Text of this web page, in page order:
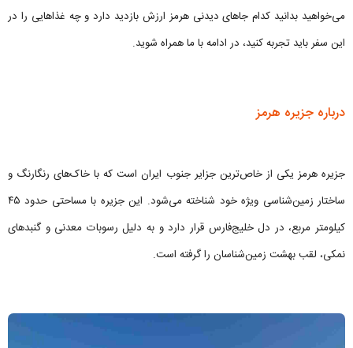
می‌خواهید بدانید کدام جاهای دیدنی هرمز ارزش بازدید دارد و چه غذاهایی را در
این سفر باید تجربه کنید، در ادامه با ما همراه شوید.
درباره جزیره هرمز
جزیره هرمز یکی از خاص‌ترین جزایر جنوب ایران است که با خاک‌های رنگارنگ و
ساختار زمین‌شناسی ویژه خود شناخته می‌شود. این جزیره با مساحتی حدود ۴۵
کیلومتر مربع، در دل خلیج‌فارس قرار دارد و به دلیل رسوبات معدنی و گنبدهای
نمکی، لقب بهشت زمین‌شناسان را گرفته است.